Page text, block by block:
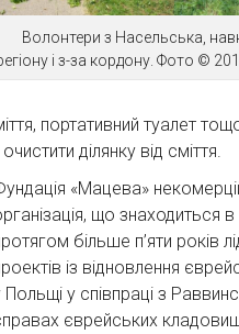
Волонтери з Насельська,
і з-за кордону. Фото ©
портативний туалет
ділянку від сміття.
«Мацева»
що знаходиться
більше п’яти років
із відновлення
Польщі у співпраці з
єврейських